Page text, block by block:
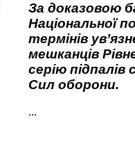
За доказовою
Національної
термінів
мешканців
серію
Сил оборони.
...